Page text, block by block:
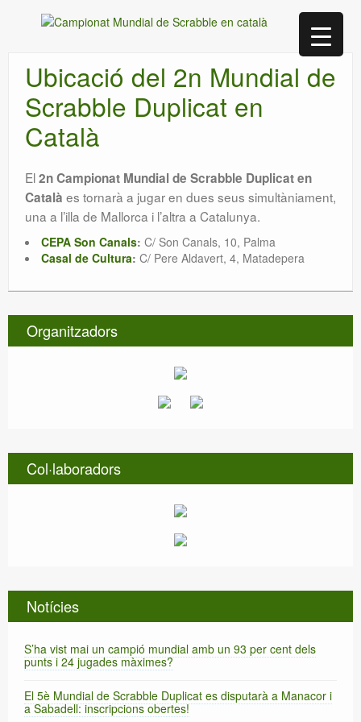
Ubicació del 2n Mundial de
Scrabble Duplicat en
Català
El2n Campionat Mundial de Scrabble Duplicat en
Català es tornarà a jugar en dues seus simultàniament,
una a l’illa de Mallorca i l’altra a Catalunya.
CEPA Son Canals: C/ Son Canals, 10, Palma
Casal de Cultura: C/ Pere Aldavert, 4, Matadepera
Organitzadors
Col·laboradors
Notícies
S’ha vist mai un campió mundial amb un 93 per cent dels
punts i 24 jugades màximes?
El 5è Mundial de Scrabble Duplicat es disputarà a Manacor i
a Sabadell: inscripcions obertes!